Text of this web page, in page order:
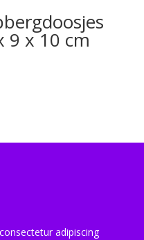
9 x 10 cm
adipiscing